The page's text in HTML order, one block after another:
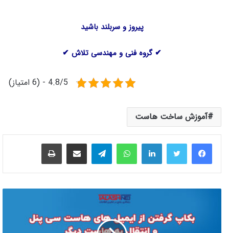
پیروز و سربلند باشید
✔ گروه فنی و مهندسی تلاش ✔
4.8/5 - (6 امتیاز)
آموزش ساخت هاست
لینکدینواتس آپ تلگرام اشتراک گذاری از طریق ایمیل چاپ